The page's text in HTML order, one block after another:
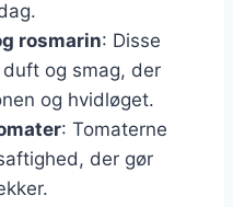
rosmarin: Disse
og smag, der
og hvidløget.
: Tomaterne
der gør